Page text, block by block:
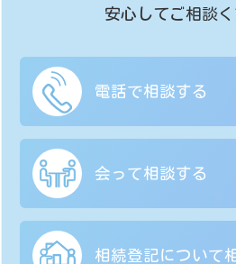
安心してご相談く
電話で相談する
会って相談する
相続登記について